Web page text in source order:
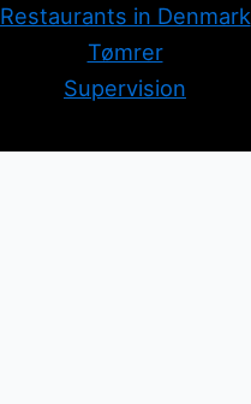
Restaurants in Denmark
Tømrer
Supervision